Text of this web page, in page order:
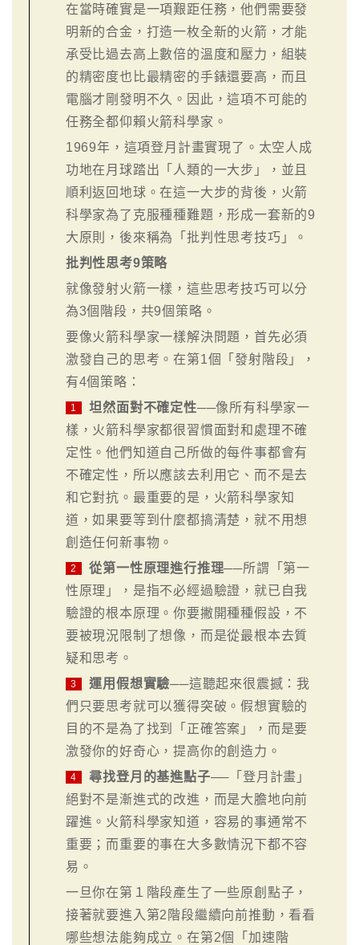
在當時確實是一項艱距任務，他們需要發
明新的合金，打造一枚全新的火箭，才能
承受比過去高上數倍的溫度和壓力，組裝
的精密度也比最精密的手錶還要高，而且
電腦才剛發明不久。因此，這項不可能的
任務全都仰賴火箭科學家。
1969年，這項登月計畫實現了。太空人成
功地在月球踏出「人類的一大步」，並且
順利返回地球。在這一大步的背後，火箭
科學家為了克服種種難題，形成一套新的9
大原則，後來稱為「批判性思考技巧」。
批判性思考9策略
就像發射火箭一樣，這些思考技巧可以分
為3個階段，共9個策略。
要像火箭科學家一樣解決問題，首先必須
激發自己的思考。在第1個「發射階段」，
有4個策略：
1 坦然面對不確定性──像所有科學家一
樣，火箭科學家都很習慣面對和處理不確
定性。他們知道自己所做的每件事都會有
不確定性，所以應該去利用它、而不是去
和它對抗。最重要的是，火箭科學家知
道，如果要等到什麼都搞清楚，就不用想
創造任何新事物。
2 從第一性原理進行推理──所謂「第一
性原理」，是指不必經過驗證，就已自我
驗證的根本原理。你要撇開種種假設，不
要被現況限制了想像，而是從最根本去質
疑和思考。
3 運用假想實驗──這聽起來很震撼：我
們只要思考就可以獲得突破。假想實驗的
目的不是為了找到「正確答案」，而是要
激發你的好奇心，提高你的創造力。
4 尋找登月的基進點子──「登月計畫」
絕對不是漸進式的改進，而是大膽地向前
躍進。火箭科學家知道，容易的事通常不
重要；而重要的事在大多數情況下都不容
易。
一旦你在第１階段產生了一些原創點子，
接著就要進入第2階段繼續向前推動，看看
哪些想法能夠成立。在第2個「加速階